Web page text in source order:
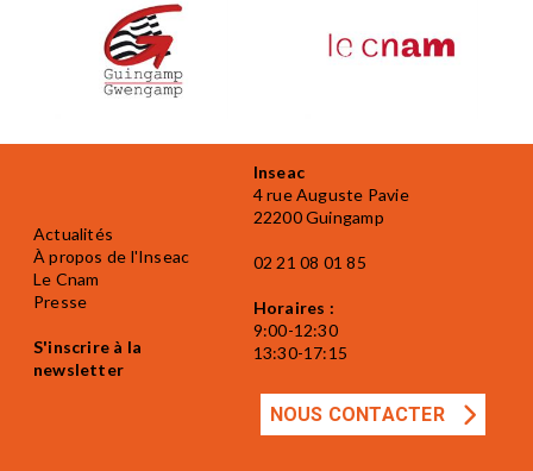
Actualités
À propos de l'Inseac
Le Cnam
Presse
S'inscrire à la
newsletter
Inseac
4 rue Auguste Pavie
22200 Guingamp
02 21 08 01 85
Horaires :
9:00-12:30
13:30-17:15
NOUS CONTACTER